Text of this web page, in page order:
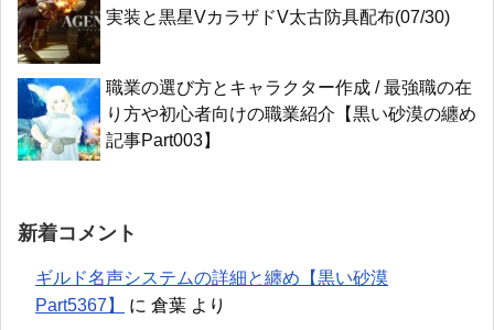
実装と黒星VカラザドV太古防具配布(07/30)
職業の選び方とキャラクター作成 / 最強職の在
り方や初心者向けの職業紹介【黒い砂漠の纏め
記事Part003】
新着コメント
ギルド名声システムの詳細と纏め【黒い砂漠
Part5367】
に 倉葉 より